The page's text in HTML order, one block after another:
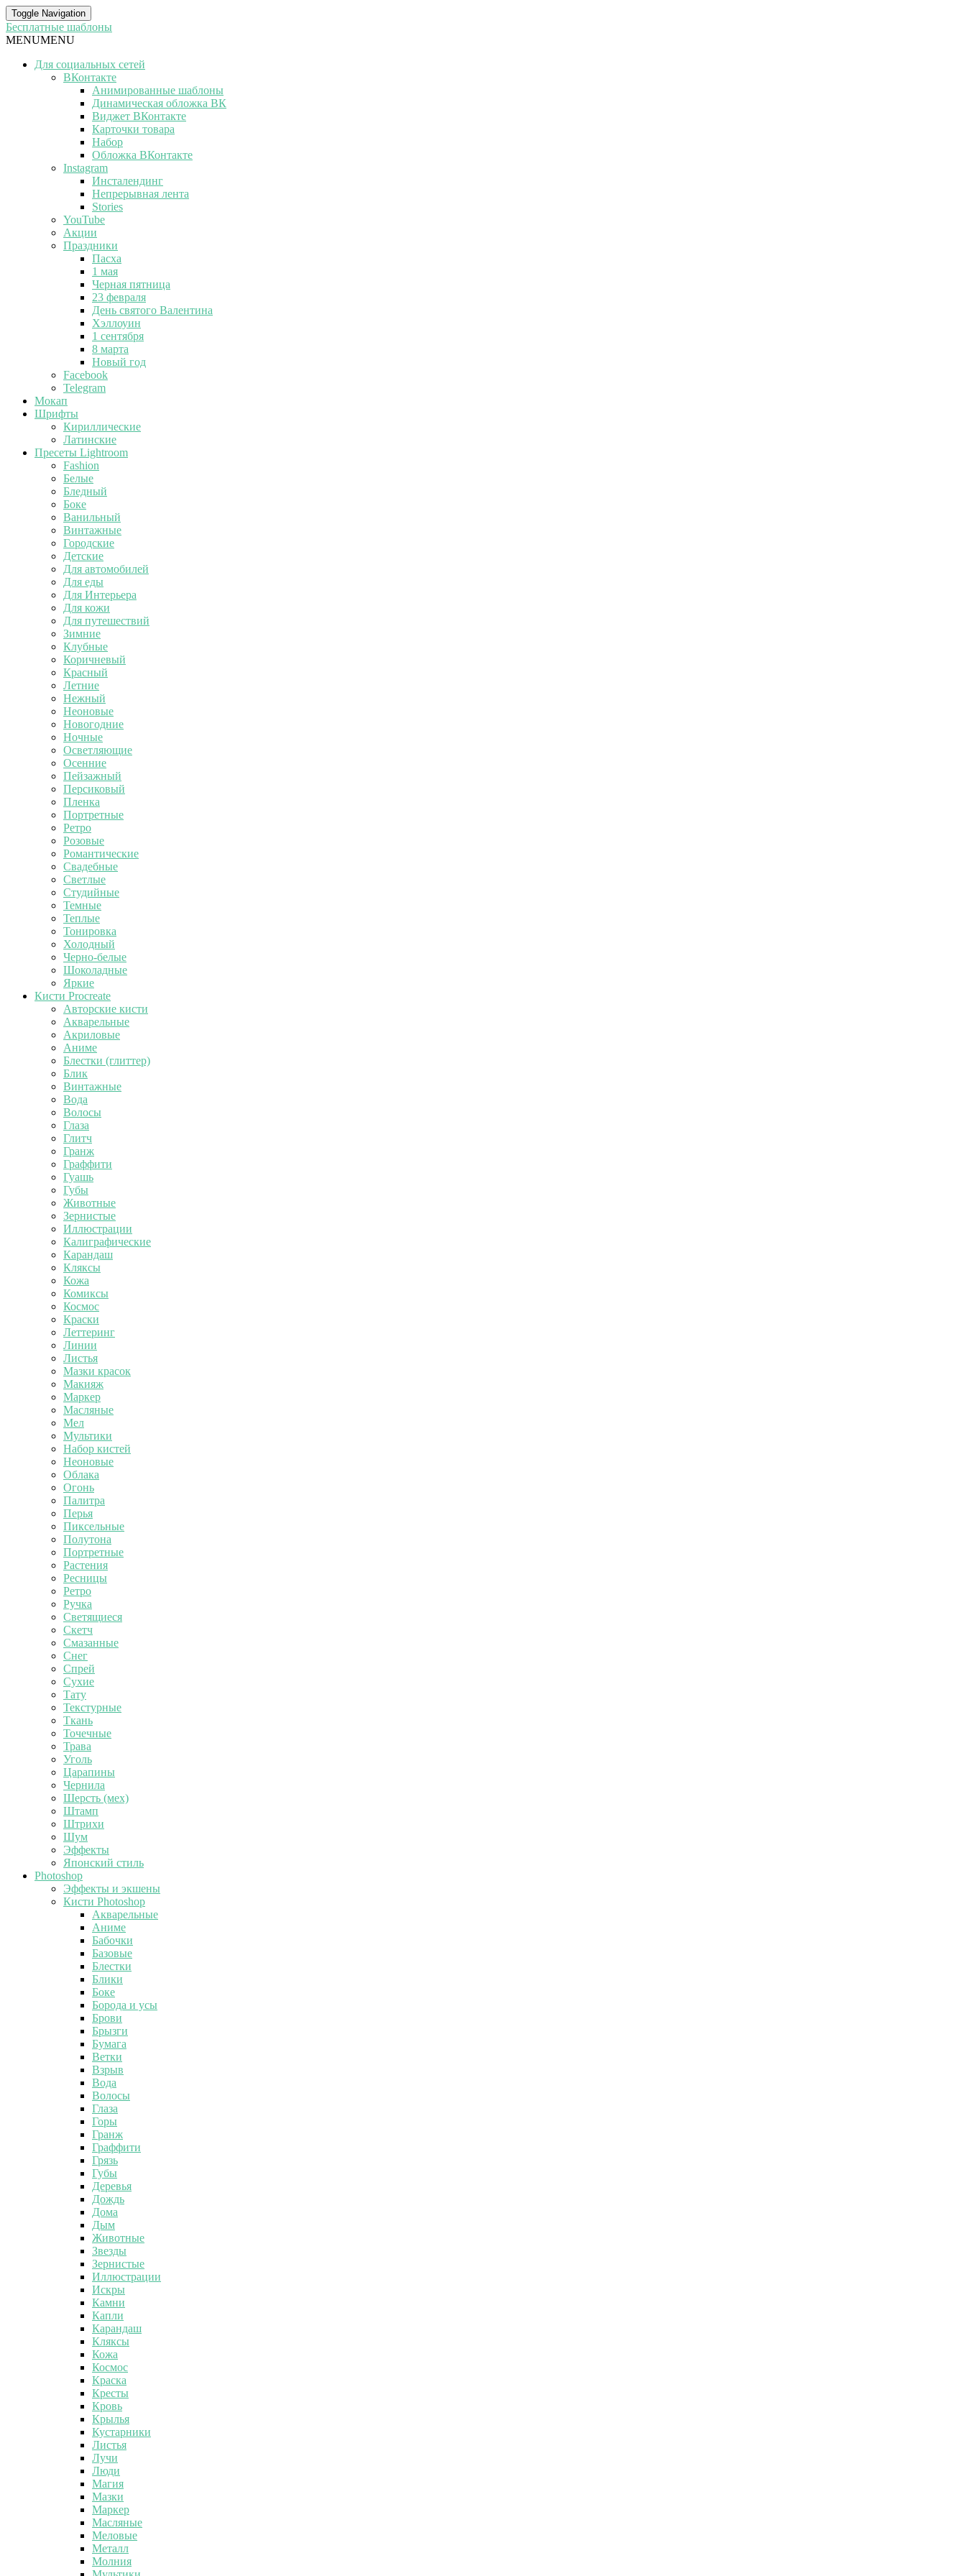
Toggle Navigation
Бесплатные шаблоны
MENUMENU
Для социальных сетей
ВКонтакте
Анимированные шаблоны
Динамическая обложка ВК
Виджет ВКонтакте
Карточки товара
Набор
Обложка ВКонтакте
Instagram
Инсталендинг
Непрерывная лента
Stories
YouTube
Акции
Праздники
Пасха
1 мая
Черная пятница
23 февраля
День святого Валентина
Хэллоуин
1 сентября
8 марта
Новый год
Facebook
Telegram
Мокап
Шрифты
Кириллические
Латинские
Пресеты Lightroom
Fashion
Белые
Бледный
Боке
Ванильный
Винтажные
Городские
Детские
Для автомобилей
Для еды
Для Интерьера
Для кожи
Для путешествий
Зимние
Клубные
Коричневый
Красный
Летние
Нежный
Неоновые
Новогодние
Ночные
Осветляющие
Осенние
Пейзажный
Персиковый
Пленка
Портретные
Ретро
Розовые
Романтические
Свадебные
Светлые
Студийные
Темные
Теплые
Тонировка
Холодный
Черно-белые
Шоколадные
Яркие
Кисти Procreate
Авторские кисти
Акварельные
Акриловые
Аниме
Блестки (глиттер)
Блик
Винтажные
Вода
Волосы
Глаза
Глитч
Гранж
Граффити
Гуашь
Губы
Животные
Зернистые
Иллюстрации
Калиграфические
Карандаш
Кляксы
Кожа
Комиксы
Космос
Краски
Леттеринг
Линии
Листья
Мазки красок
Макияж
Маркер
Масляные
Мел
Мультики
Набор кистей
Неоновые
Облака
Огонь
Палитра
Перья
Пиксельные
Полутона
Портретные
Растения
Ресницы
Ретро
Ручка
Светящиеся
Скетч
Смазанные
Снег
Спрей
Сухие
Тату
Текстурные
Ткань
Точечные
Трава
Уголь
Царапины
Чернила
Шерсть (мех)
Штамп
Штрихи
Шум
Эффекты
Японский стиль
Photoshop
Эффекты и экшены
Кисти Photoshop
Акварельные
Аниме
Бабочки
Базовые
Блестки
Блики
Боке
Борода и усы
Брови
Брызги
Бумага
Ветки
Взрыв
Вода
Волосы
Глаза
Горы
Гранж
Граффити
Грязь
Губы
Деревья
Дождь
Дома
Дым
Животные
Звезды
Зернистые
Иллюстрации
Искры
Камни
Капли
Карандаш
Кляксы
Кожа
Космос
Краска
Кресты
Кровь
Крылья
Кустарники
Листья
Лучи
Люди
Магия
Мазки
Маркер
Масляные
Меловые
Металл
Молния